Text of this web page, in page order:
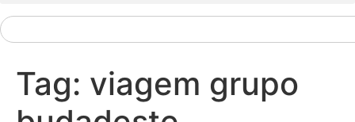
Tag: viagem grupo